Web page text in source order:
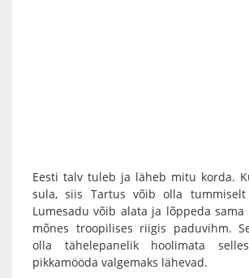
Eesti talv tuleb ja läheb mitu korda.
sula, siis Tartus võib olla tummiselt
Lumesadu võib alata ja lõppeda
mõnes troopilises riigis paduvihm.
olla tähelepanelik hoolimata
pikkamööda valgemaks lähevad.